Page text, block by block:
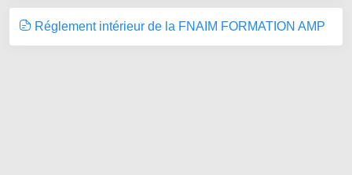
Réglement intérieur de la FNAIM FORMATION AMP